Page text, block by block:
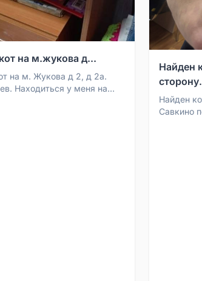
на м.жукова д...
на м. Жукова д 2, д 2а.
Находиться у меня на
Найден
Найден
Савкино